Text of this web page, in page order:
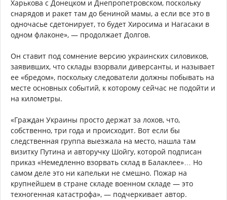
Харькова с Донецком и Днепропетровском, поскольку
снарядов и ракет там до бениной мамы, а если все это в
одночасье сдетонирует, то будет Хиросима и Нагасаки в
одном флаконе», — продолжает Долгов.
Он ставит под сомнение версию украинских силовиков,
заявивших, что склады взорвали диверсанты, и называет
ее «бредом», поскольку следователи должны побывать на
месте основных событий, к которому сейчас не подойти и
на километры.
«Граждан Украины просто держат за лохов, что,
собственно, три года и происходит. Вот если бы
следственная группа выезжала на место, нашла там
визитку Путина и авторучку Шойгу, которой подписан
приказ «Немедленно взорвать склад в Балаклее»… Но
самом деле это ни капельки не смешно. Пожар на
крупнейшем в стране складе военном складе — это
техногенная катастрофа», — подчеркивает автор.